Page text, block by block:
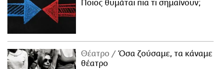
Ποιος θυμάται πια τι σημαίνουν;
Θέατρο
Όσα ζούσαμε, τα κάναμε
θέατρο